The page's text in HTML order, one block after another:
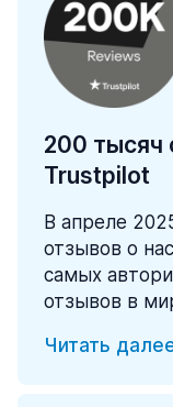
200 тысяч
Trustpilot
В апреле
отзывов о
самых
отзывов в
Читать